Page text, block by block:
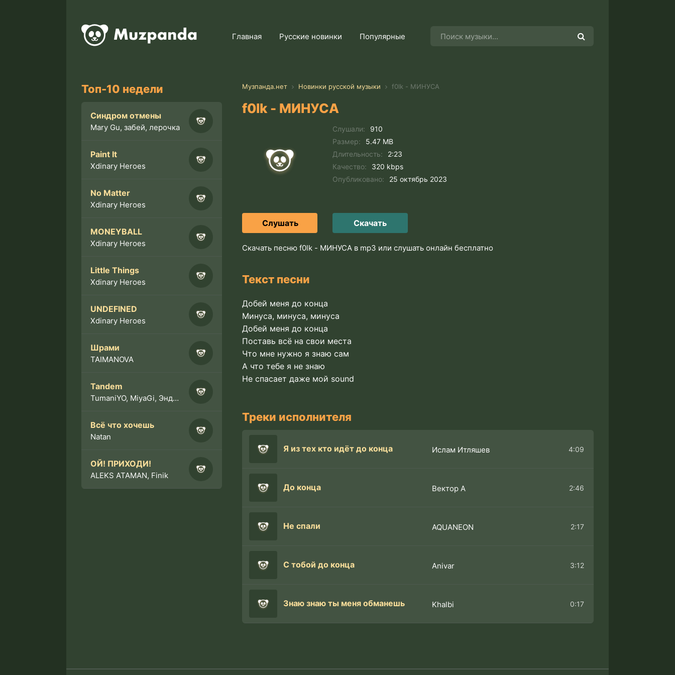
Главная Русские новинки Популярные
Топ-10 недели
Синдром отмены
Mary Gu, забей, лерочка
Paint It
Xdinary Heroes
No Matter
Xdinary Heroes
MONEYBALL
Xdinary Heroes
Little Things
Xdinary Heroes
UNDEFINED
Xdinary Heroes
Шрами
TAIMANOVA
Tandem
TumaniYO, MiyaGi, Эндшпиль
Всё что хочешь
Natan
ОЙ! ПРИХОДИ!
ALEKS ATAMAN, Finik
Музпанда.нет Новинки русской музыки f0lk - МИНУСА
f0lk - МИНУСА
Слушали:
910
Размер:
5.47 MB
Длительность:
2:23
Качество:
320 kbps
Опубликовано:
25 октябрь 2023
Слушать Скачать
Скачать песню f0lk - МИНУСА в mp3 или слушать онлайн бесплатно
Текст песни
Добей меня до конца
Минуса, минуса, минуса
Добей меня до конца
Поставь всё на свои места
Что мне нужно я знаю сам
А что тебе я не знаю
Не спасает даже мой sound
Треки исполнителя
Я из тех кто идёт до конца Ислам Итляшев 4:09
До конца Вектор А 2:46
Не спали AQUANEON 2:17
С тобой до конца Anivar 3:12
Знаю знаю ты меня обманешь Khalbi 0:17